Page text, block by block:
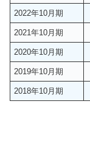
2022年10月期
2021年10月期
2020年10月期
2019年10月期
2018年10月期